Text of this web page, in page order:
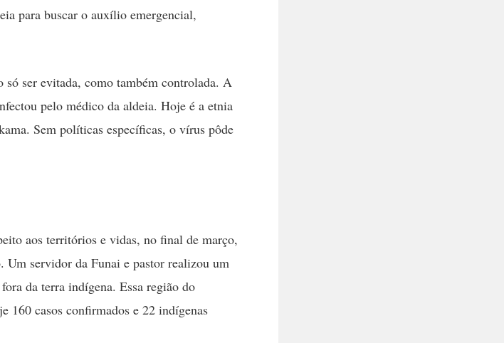
para buscar o auxílio emergencial,
só ser evitada, como também controlada. A
pelo médico da aldeia. Hoje é a etnia
Sem políticas específicas, o vírus pôde
aos territórios e vidas, no final de março,
Um servidor da Funai e pastor realizou um
da terra indígena. Essa região do
160 casos confirmados e 22 indígenas